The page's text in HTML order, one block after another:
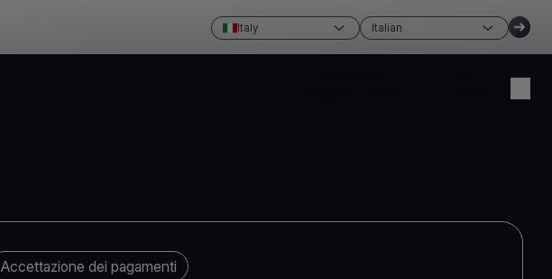
Italy Italian
Accettazione dei pagamenti